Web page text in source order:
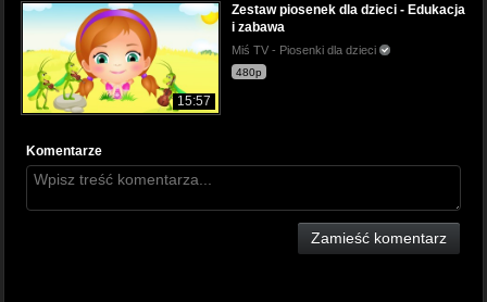
15:57
Zestaw piosenek dla dzieci - Edukacja
i zabawa
Miś TV - Piosenki dla dzieci
480p
Komentarze
Zamieść komentarz